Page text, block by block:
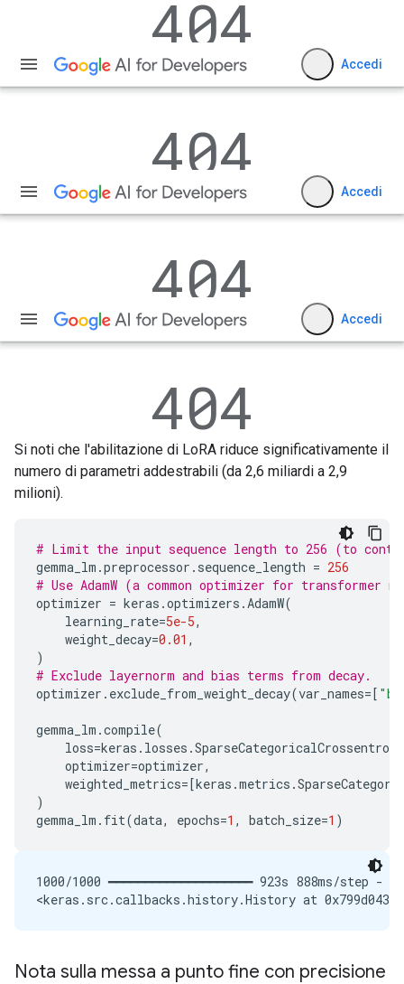
Si noti che l'abilitazione di LoRA riduce significativamente il
numero di parametri addestrabili (da 2,6 miliardi a 2,9
milioni).
# Limit the input sequence length to 256 (to
gemma_lm .preprocessor . sequence_length = 256
# Use AdamW (a common optimizer for transformer
optimizer = keras .optimizers .AdamW(
learning_rate=5e-5,
weight_decay=0.01 ,
)
# Exclude layernorm and bias terms from decay.
optimizer . exclude_from_weight_decay(var_names=[
gemma_lm .compile(
loss=keras . losses .SparseCategoricalCrossentropy
optimizer=optimizer,
weighted_metrics=[keras .metrics .
)
gemma_lm . fit(data, epochs=1 , batch_size=1 )
1000/1000 ━━━━━━━━━━━━━━━━━━━━ 923s 888ms/
Nota sulla messa a punto fine con precisione